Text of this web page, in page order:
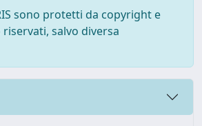
sono protetti da copyright e
salvo diversa